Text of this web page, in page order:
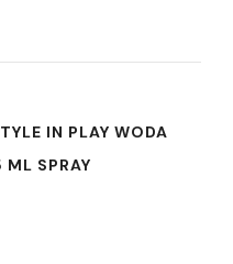
IN PLAY WODA
SPRAY